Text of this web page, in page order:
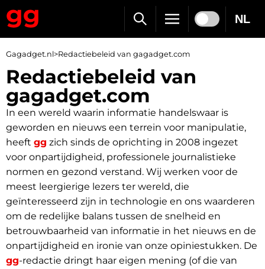
NL
Gagadget.nl>Redactiebeleid van gagadget.com
Redactiebeleid van
gagadget.com
In een wereld waarin informatie handelswaar is
geworden en nieuws een terrein voor manipulatie,
heeft gg zich sinds de oprichting in 2008 ingezet
voor onpartijdigheid, professionele journalistieke
normen en gezond verstand. Wij werken voor de
meest leergierige lezers ter wereld, die
geïnteresseerd zijn in technologie en ons waarderen
om de redelijke balans tussen de snelheid en
betrouwbaarheid van informatie in het nieuws en de
onpartijdigheid en ironie van onze opiniestukken. De
gg-redactie dringt haar eigen mening (of die van